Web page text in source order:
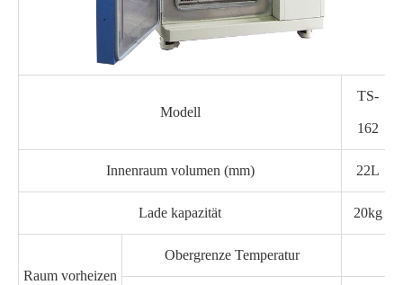
Modell
TS-
162
Innenraum volumen (mm) 22L
Lade kapazität 20kg
Raum vorheizen
Obergrenze Temperatur